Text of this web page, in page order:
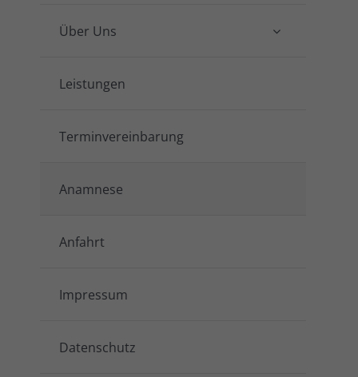
Über Uns
Leistungen
Terminvereinbarung
Anamnese
Anfahrt
Impressum
Datenschutz